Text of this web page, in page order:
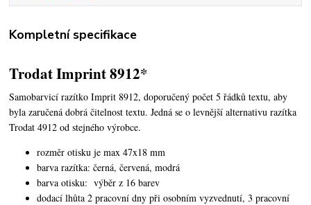
Kompletní specifikace
Trodat Imprint 8912*
Samobarvicí razítko Imprit 8912, doporučený počet 5 řádků textu,aby
byla zaručená dobrá čitelnost textu. Jedná se o levnější alternativu razítka
Trodat 4912 od stejného výrobce.
rozměr otisku je max 47x18 mm
barva razítka: černá, červená, modrá
barva otisku: výběr z 16 barev
dodací lhůta 2 pracovní dny při osobním vyzvednutí, 3 pracovní